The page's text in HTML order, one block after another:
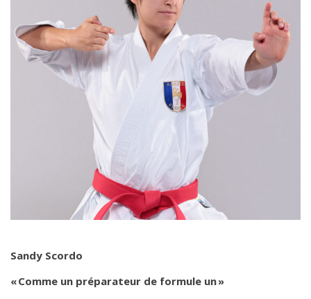
Sandy Scordo
« Comme un préparateur de formule un »